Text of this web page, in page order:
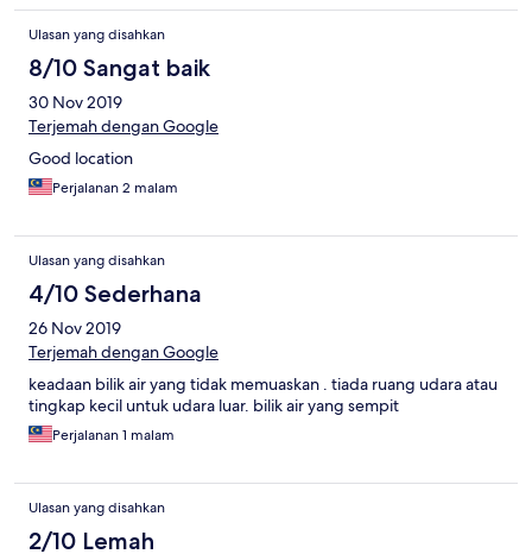
Ulasan yang disahkan
8/10 Sangat baik
30 Nov 2019
Terjemah dengan Google
Good location
Perjalanan 2 malam
Ulasan yang disahkan
4/10 Sederhana
26 Nov 2019
Terjemah dengan Google
keadaan bilik air yang tidak memuaskan . tiada ruang udara atau
tingkap kecil untuk udara luar. bilik air yang sempit
Perjalanan 1 malam
Ulasan yang disahkan
2/10 Lemah